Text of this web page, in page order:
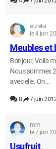
aurelia
le 4 juin
Meubles et
Bonjour, Voilà
Nous sommes
avec elle. On...
8 7 juin
mm
le 7 juin
Usufruit